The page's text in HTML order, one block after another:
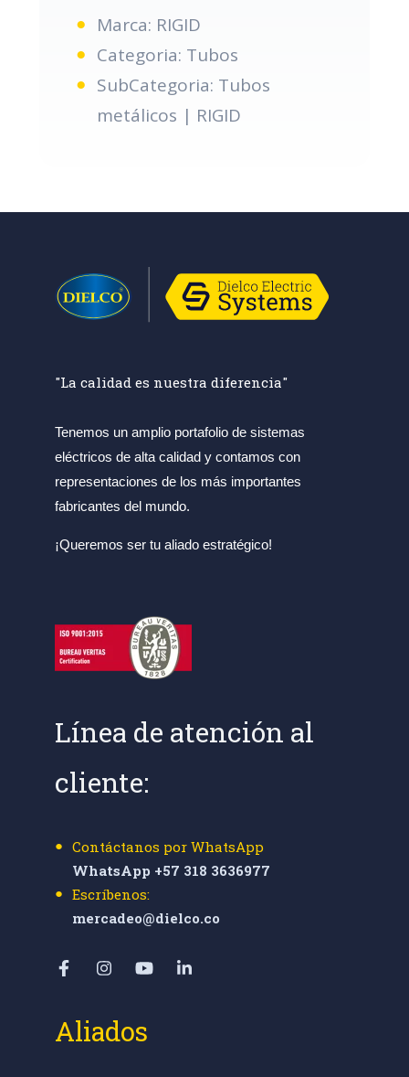
Marca: RIGID
Categoria: Tubos
SubCategoria: Tubos
metálicos | RIGID
"La calidad es nuestra diferencia"
Tenemos un amplio portafolio de sistemas
eléctricos de alta calidad y contamos con
representaciones de los más importantes
fabricantes del mundo.
¡Queremos ser tu aliado estratégico!
Línea de atención al
cliente:
Contáctanos por WhatsApp
WhatsApp +57 318 3636977
Escríbenos:
mercadeo@dielco.co
Aliados